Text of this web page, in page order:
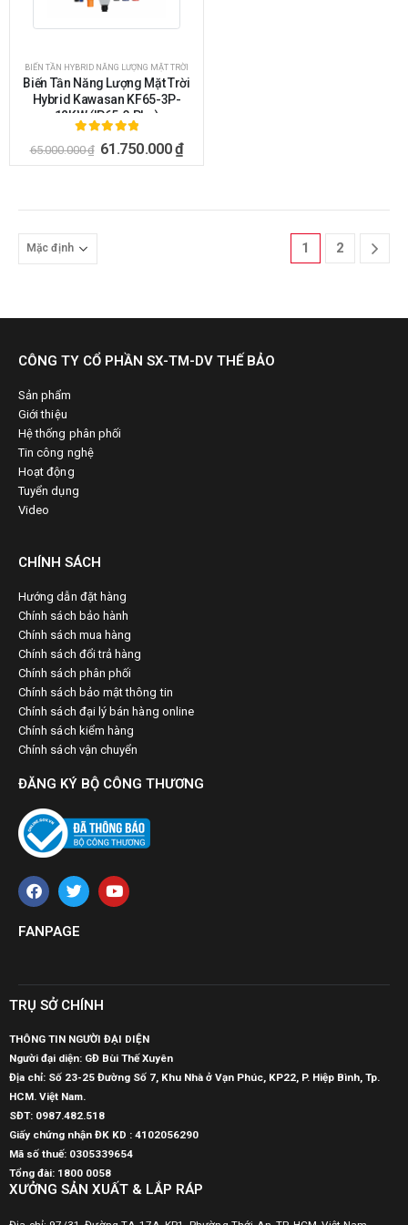
BIẾN TẦN HYBRID NĂNG LƯỢNG MẶT TRỜI
Biến Tần Năng Lượng Mặt Trời
Hybrid Kawasan KF65-3P-
12KW (IP65, 3 Pha)
5.00ngoài 5
65.000.000₫ 61.750.000₫
1 2
CÔNG TY CỔ PHẦN SX-TM-DV THẾ BẢO
Sản phẩm
Giới thiệu
Hệ thống phân phối
Tin công nghệ
Hoạt động
Tuyển dụng
Video
CHÍNH SÁCH
Hướng dẫn đặt hàng
Chính sách bảo hành
Chính sách mua hàng
Chính sách đổi trả hàng
Chính sách phân phối
Chính sách bảo mật thông tin
Chính sách đại lý bán hàng online
Chính sách kiểm hàng
Chính sách vận chuyển
ĐĂNG KÝ BỘ CÔNG THƯƠNG
FANPAGE
TRỤ SỞ CHÍNH
THÔNG TIN NGƯỜI ĐẠI DIỆN
Người đại diện: GĐ Bùi Thế Xuyên
Địa chỉ: Số 23-25 Đường Số 7, Khu Nhà ở Vạn Phúc, KP22, P. Hiệp Bình, Tp.
HCM. Việt Nam.
SĐT: 0987.482.518
Giấy chứng nhận ĐK KD : 4102056290
Mã số thuế: 0305339654
Tổng đài: 1800 0058
XƯỞNG SẢN XUẤT & LẮP RÁP